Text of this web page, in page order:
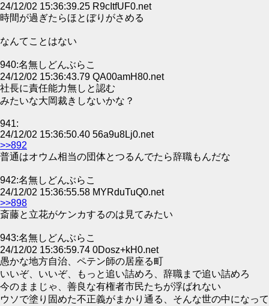
24/12/02 15:36:39.25 R9cItfUF0.net
時間が過ぎたらほとぼりがさめる
なんてことはない
940:名無しどんぶらこ
24/12/02 15:36:43.79 QA00amH80.net
社長に責任能力無しと認む
みたいな大岡裁きしないかな？
941:
24/12/02 15:36:50.40 56a9u8Lj0.net
>>892
普通はオウム相当の団体とつるんでたら辞職もんだな
942:名無しどんぶらこ
24/12/02 15:36:55.58 MYRduTuQ0.net
>>898
斎藤と立花がケンカするのは見てみたい
943:名無しどんぶらこ
24/12/02 15:36:59.74 0Dosz+kH0.net
愚かな地方自治、ペテン師の居座る町
いいぞ、いいぞ、もっと追い詰めろ、辞職まで追い詰めろ
今のままじゃ、善良な有権者市民たちが浮ばれない
ウソで塗り固めた不正義がまかり通る、そんな世の中になって